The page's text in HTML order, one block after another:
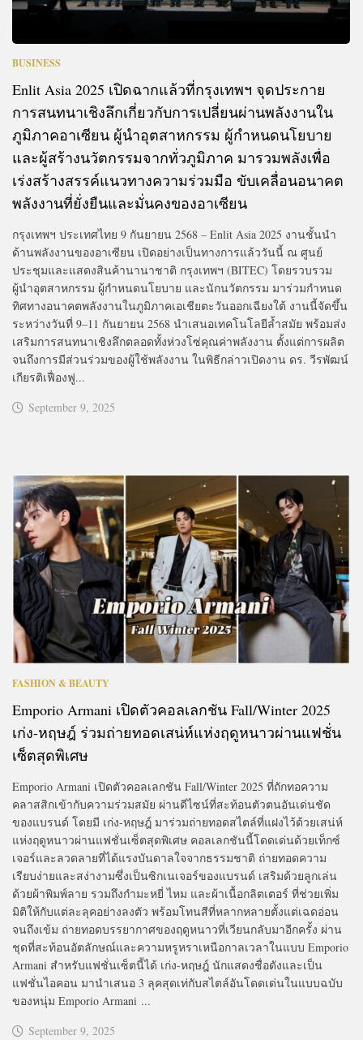
BUSINESS
Enlit Asia 2025 เปิดฉากแล้วที่กรุงเทพฯ จุดประกาย
การสนทนาเชิงลึกเกี่ยวกับการเปลี่ยนผ่านพลังงานใน
ภูมิภาคอาเซียน ผู้นำอุตสาหกรรม ผู้กำหนดนโยบาย
และผู้สร้างนวัตกรรมจากทั่วภูมิภาค มารวมพลังเพื่อ
เร่งสร้างสรรค์แนวทางความร่วมมือ ขับเคลื่อนอนาคต
พลังงานที่ยั่งยืนและมั่นคงของอาเซียน
กรุงเทพฯ ประเทศไทย 9 กันยายน 2568 – Enlit Asia 2025 งานชั้นนำ
ด้านพลังงานของอาเซียน เปิดอย่างเป็นทางการแล้ววันนี้ ณ ศูนย์
ประชุมและแสดงสินค้านานาชาติ กรุงเทพฯ (BITEC) โดยรวบรวม
ผู้นำอุตสาหกรรม ผู้กำหนดนโยบาย และนักนวัตกรรม มาร่วมกำหนด
ทิศทางอนาคตพลังงานในภูมิภาคเอเชียตะวันออกเฉียงใต้ งานนี้จัดขึ้น
ระหว่างวันที่ 9–11 กันยายน 2568 นำเสนอเทคโนโลยีล้ำสมัย พร้อมส่ง
เสริมการสนทนาเชิงลึกตลอดทั้งห่วงโซ่คุณค่าพลังงาน ตั้งแต่การผลิต
จนถึงการมีส่วนร่วมของผู้ใช้พลังงาน ในพิธีกล่าวเปิดงาน ดร. วีรพัฒน์
เกียรติเฟื่องฟู...
September 9, 2025
FASHION & BEAUTY
Emporio Armani เปิดตัวคอลเลกชัน Fall/Winter 2025
เก่ง-หฤษฎ์ ร่วมถ่ายทอดเสน่ห์แห่งฤดูหนาวผ่านแฟชั่น
เซ็ตสุดพิเศษ
Emporio Armani เปิดตัวคอลเลกชัน Fall/Winter 2025 ที่ถักทอความ
คลาสสิกเข้ากับความร่วมสมัย ผ่านดีไซน์ที่สะท้อนตัวตนอันเด่นชัด
ของแบรนด์ โดยมี เก่ง-หฤษฎ์ มาร่วมถ่ายทอดสไตล์ที่แฝงไว้ด้วยเสน่ห์
แห่งฤดูหนาวผ่านแฟชั่นเซ็ตสุดพิเศษ คอลเลกชันนี้โดดเด่นด้วยเท็กซ์
เจอร์และลวดลายที่ได้แรงบันดาลใจจากธรรมชาติ ถ่ายทอดความ
เรียบง่ายและสง่างามซึ่งเป็นซิกเนเจอร์ของแบรนด์ เสริมด้วยลูกเล่น
ด้วยผ้าพิมพ์ลาย รวมถึงกำมะหยี่ ไหม และผ้าเนื้อกลิตเตอร์ ที่ช่วยเพิ่ม
มิติให้กับแต่ละลุคอย่างลงตัว พร้อมโทนสีที่หลากหลายตั้งแต่เฉดอ่อน
จนถึงเข้ม ถ่ายทอดบรรยากาศของฤดูหนาวที่เวียนกลับมาอีกครั้ง ผ่าน
ชุดที่สะท้อนอัตลักษณ์และความหรูหราเหนือกาลเวลาในแบบ Emporio
Armani สำหรับแฟชั่นเซ็ตนี้ได้ เก่ง-หฤษฎ์ นักแสดงชื่อดังและเป็น
แฟชั่นไอคอน มานำเสนอ 3 ลุคสุดเท่กับสไตล์อันโดดเด่นในแบบฉบับ
ของหนุ่ม Emporio Armani ...
September 9, 2025